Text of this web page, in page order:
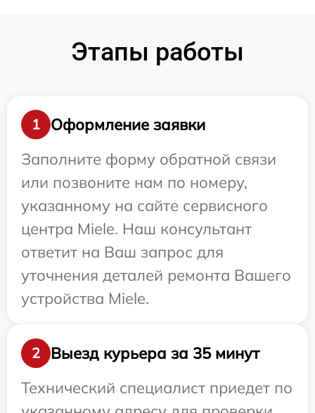
Этапы работы
1
Оформление заявки
Заполните форму обратной связи
или позвоните нам по номеру,
указанному на сайте сервисного
центра Miele. Наш консультант
ответит на Ваш запрос для
уточнения деталей ремонта Вашего
устройства Miele.
2
Выезд курьера за 35 минут
Технический специалист приедет по